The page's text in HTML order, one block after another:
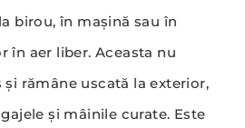
birou, în mașină sau în
în aer liber. Aceasta nu
rămâne uscată la exterior,
și mâinile curate. Este